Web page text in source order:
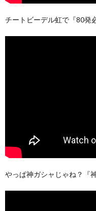
チートビーデル虹で『80発
やっぱ神ガシャじゃね？『